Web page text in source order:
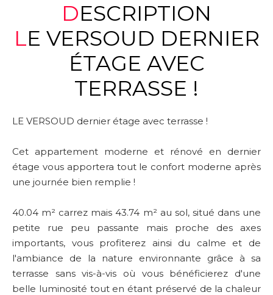
DESCRIPTION
LE VERSOUD DERNIER
ÉTAGE AVEC
TERRASSE !
LE VERSOUD dernier étage avec terrasse !
Cet appartement moderne et rénové en dernier
étage vous apportera tout le confort moderne après
une journée bien remplie !
40.04 m² carrez mais 43.74 m² au sol, situé dans une
petite rue peu passante mais proche des axes
importants, vous profiterez ainsi du calme et de
l'ambiance de la nature environnante grâce à sa
terrasse sans vis-à-vis où vous bénéficierez d'une
belle luminosité tout en étant préservé de la chaleur